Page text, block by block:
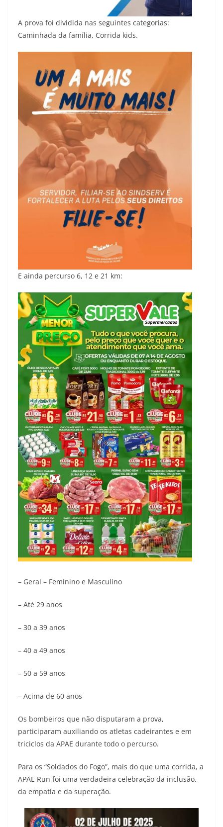
A prova foi dividida nas seguintes categorias:
Caminhada da família, Corrida kids.
E ainda percurso 6, 12 e 21 km:
– Geral – Feminino e Masculino
– Até 29 anos
– 30 a 39 anos
– 40 a 49 anos
– 50 a 59 anos
– Acima de 60 anos
Os bombeiros que não disputaram a prova,
participaram auxiliando os atletas cadeirantes e em
triciclos da APAE durante todo o percurso.
Para os “Soldados do Fogo”, mais do que uma corrida, a
APAE Run foi uma verdadeira celebração da inclusão,
da empatia e da superação.